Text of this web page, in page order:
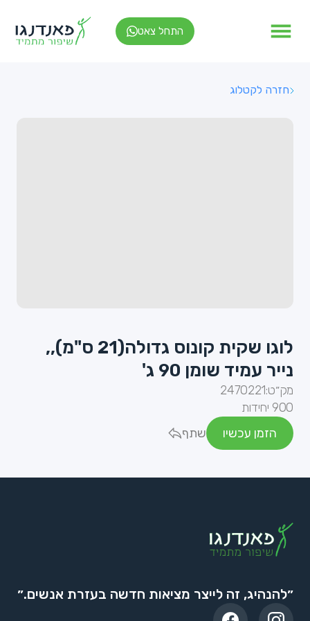
התחל צאט
חזרה לקטלוג
לוגו שקית קונוס גדולה(21 ס"מ),,
נייר עמיד שומן 90 ג'
מק״ט:2470221
900 יחידות
הזמן עכשיו
שתף
״להנהיג, זה לייצר מציאות חדשה בעזרת אנשים.״